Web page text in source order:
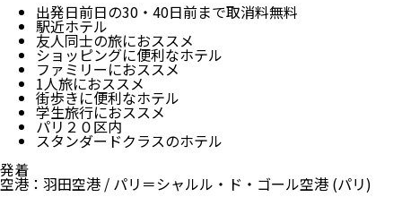
出発日前日の30・40日前まで取消料無料
駅近ホテル
友人同士の旅におススメ
ショッピングに便利なホテル
ファミリーにおススメ
1人旅におススメ
街歩きに便利なホテル
学生旅行におススメ
パリ２０区内
スタンダードクラスのホテル
発着
空港 ： 羽田空港 / パリ＝シャルル・ド・ゴール空港 (パリ)